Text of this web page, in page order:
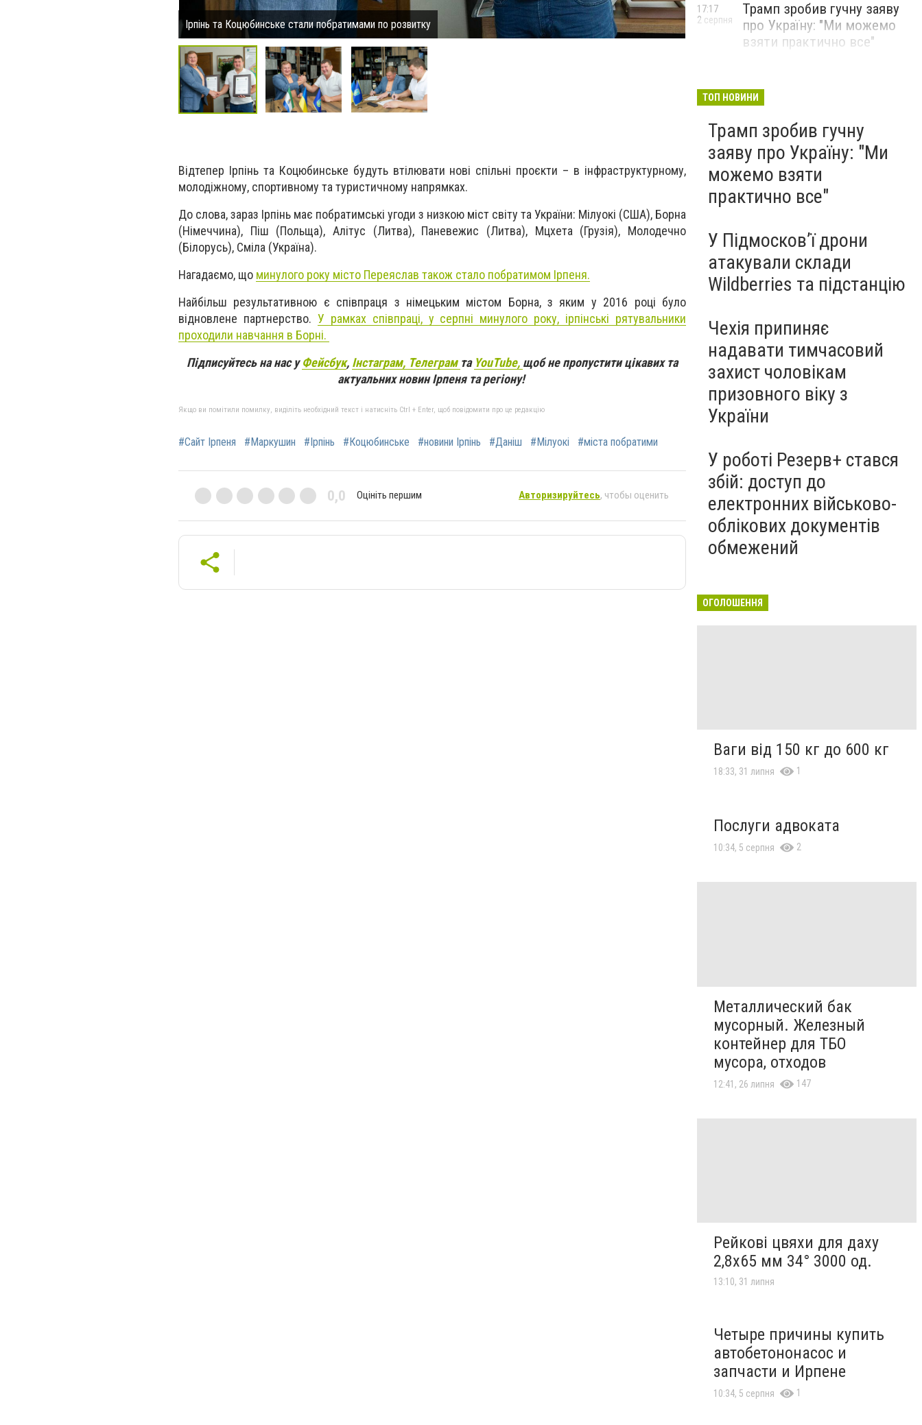
Ірпінь та Коцюбинське стали побратимами по розвитку Ірпінь та Коцюбинське стали побратимами по
Відтепер Ірпінь та Коцюбинське будуть втілювати нові спільні проєкти – в інфраструктурному,
молодіжному, спортивному та туристичному напрямках.
До слова, зараз Ірпінь має побратимські угоди з низкою міст світу та України: Мілуокі (США), Борна
(Німеччина), Піш (Польща), Алітус (Литва), Паневежис (Литва), Мцхета (Грузія), Молодечно
(Білорусь), Сміла (Україна).
Нагадаємо, що минулого року місто Переяслав також стало побратимом Ірпеня.
Найбільш результативною є співпраця з німецьким містом Борна, з яким у 2016 році було
відновлене партнерство. У рамках співпраці, у серпні минулого року, ірпінські рятувальники
проходили навчання в Борні.
Підписуйтесь на нас уФейсбук, Інстаграм, Телеграм та YouTube, щоб не пропустити цікавих та
актуальних новин Ірпеня та регіону!
Якщо ви помітили помилку, виділіть необхідний текст і натисніть Ctrl + Enter, щоб повідомити про це редакцію
#Сайт Ірпеня #Маркушин #Ірпінь #Коцюбинське #новини Ірпінь #Даніш #Мілуокі #міста побратими
0,0 Оцініть першим Авторизируйтесь, чтобы оценить
Трамп зробив гучну заяву
про Україну: "Ми можемо
взяти практично все"
17:17
2 серпня
ТОП НОВИНИ
Трамп зробив гучну
заяву про Україну: "Ми
можемо взяти
практично все"
У Підмосков’ї дрони
атакували склади
Wildberries та підстанцію
Чехія припиняє
надавати тимчасовий
захист чоловікам
призовного віку з
України
У роботі Резерв+ стався
збій: доступ до
електронних військово-
облікових документів
обмежений
ОГОЛОШЕННЯ
Ваги від 150 кг до 600 кг
18:33, 31 липня 1
Послуги адвоката
10:34, 5 серпня 2
Металлический бак
мусорный. Железный
контейнер для ТБО
мусора, отходов
12:41, 26 липня 147
Рейкові цвяхи для даху
2,8х65 мм 34° 3000 од.
13:10, 31 липня
Четыре причины купить
автобетононасос и
запчасти и Ирпене
10:34, 5 серпня 1